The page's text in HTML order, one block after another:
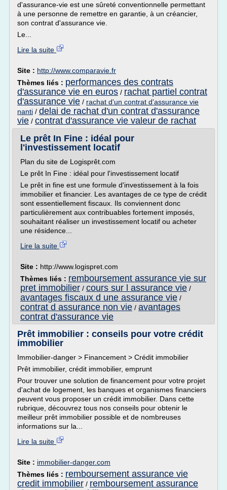
d'assurance-vie est une sûreté conventionnelle permettant
à une personne de remettre en garantie, à un créancier,
son contrat d'assurance vie.
Le...
Lire la suite
Site : http://www.comparavie.fr
Thèmes liés : performances des contrats
d'assurance vie en euros / rachat partiel contrat
d'assurance vie / rachat d'un contrat d'assurance vie
nanti / delai de rachat d'un contrat d'assurance
vie / contrat d'assurance vie valeur de rachat
Le prêt In Fine : idéal pour
l'investissement locatif
Plan du site de Logisprêt.com
Le prêt In Fine : idéal pour l'investissement locatif
Le prêt in fine est une formule d'investissement à la fois
immobilier et financier. Les avantages de ce type de crédit
sont essentiellement fiscaux. Ils conviennent donc
particulièrement aux contribuables fortement imposés,
souhaitant réaliser un investissement locatif ou acheter
une résidence...
Lire la suite
Site : http://www.logispret.com
Thèmes liés : remboursement assurance vie sur
pret immobilier / cours sur l assurance vie /
avantages fiscaux d une assurance vie /
contrat d assurance non vie / avantages
contrat d'assurance vie
Prêt immobilier : conseils pour votre crédit
immobilier
Immobilier-danger > Financement > Crédit immobilier
Prêt immobilier, crédit immobilier, emprunt
Pour trouver une solution de financement pour votre projet
d'achat de logement, les banques et organismes financiers
peuvent vous proposer un crédit immobilier. Dans cette
rubrique, découvrez tous nos conseils pour obtenir le
meilleur prêt immobilier possible et de nombreuses
informations sur la...
Lire la suite
Site : immobilier-danger.com
Thèmes liés : remboursement assurance vie
credit immobilier / remboursement assurance